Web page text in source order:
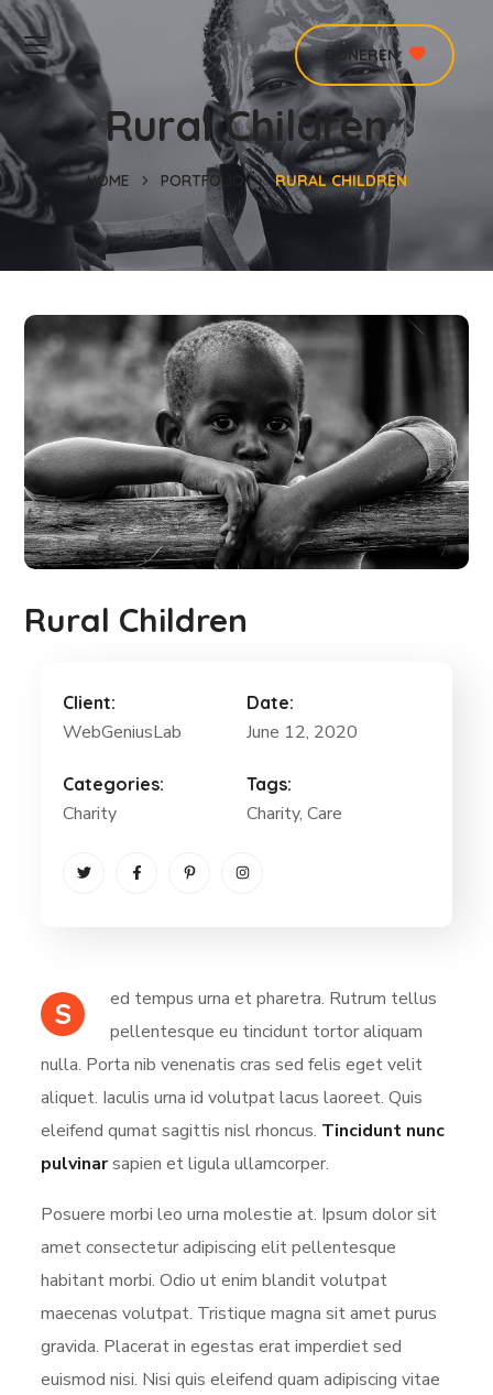
DONEREN
Rural Children
HOME PORTFOLIO RURAL CHILDREN
Rural Children
S
ed tempus urna et pharetra. Rutrum tellus
pellentesque eu tincidunt tortor aliquam
nulla. Porta nib venenatis cras sed felis eget velit
aliquet. Iaculis urna id volutpat lacus laoreet. Quis
eleifend qumat sagittis nisl rhoncus. Tincidunt nunc
pulvinarsapien et ligula ullamcorper.
Posuere morbi leo urna molestie at. Ipsum dolor sit
amet consectetur adipiscing elit pellentesque
habitant morbi. Odio ut enim blandit volutpat
maecenas volutpat. Tristique magna sit amet purus
gravida. Placerat in egestas erat imperdiet sed
euismod nisi. Nisi quis eleifend quam adipiscing vitae
Client:
WebGeniusLab
Date:
June 12, 2020
Categories:
Charity
Tags:
Charity, Care